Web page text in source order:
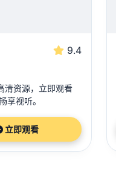
9.4
清资源，立即观看
享视听。
立即观看